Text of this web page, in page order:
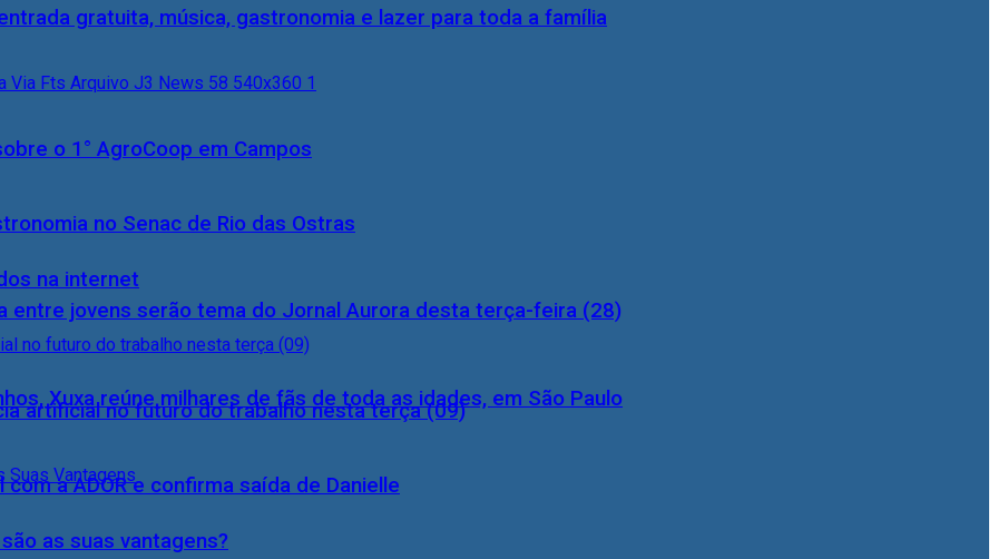
gratuita, música, gastronomia e lazer para toda a família
o 1° AgroCoop em Campos
na internet
artificial no futuro do trabalho nesta terça (09)
as suas vantagens?
no Senac de Rio das Ostras
entre jovens serão tema do Jornal Aurora desta terça-feira (28)
Xuxa reúne milhares de fãs de toda as idades, em São Paulo
a ADOR e confirma saída de Danielle